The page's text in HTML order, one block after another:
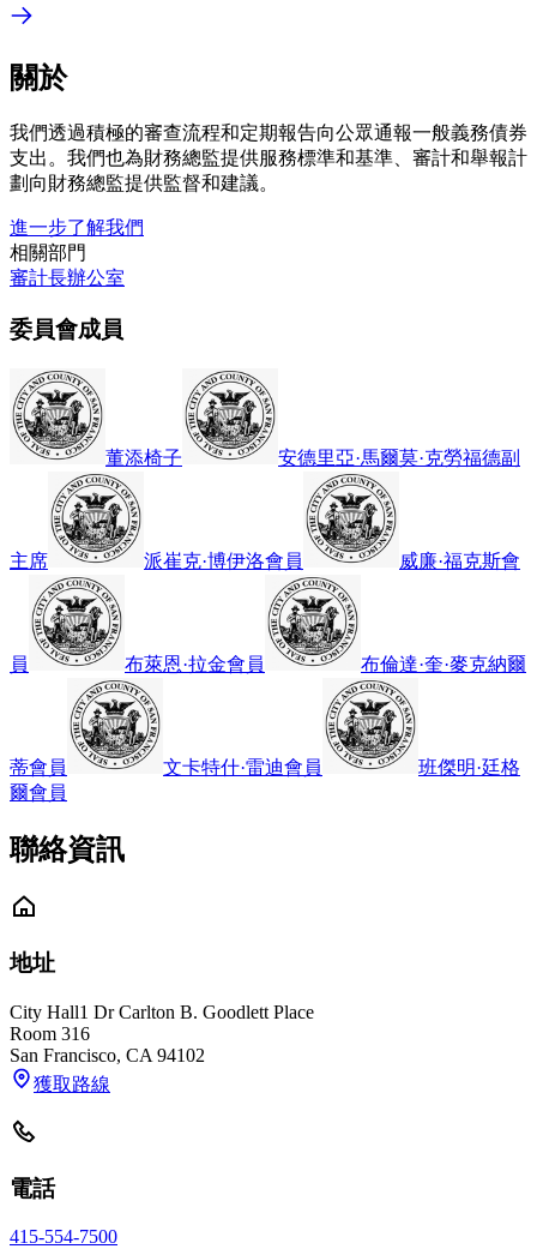
關於
我們透過積極的審查流程和定期報告向公眾通報一般義務債券
支出。我們也為財務總監提供服務標準和基準、審計和舉報計
劃向財務總監提供監督和建議。
進一步了解我們
相關部門
審計長辦公室
委員會成員
董添椅子 安德里亞·馬爾莫·克勞福德副
主席 派崔克·博伊洛會員 威廉·福克斯會
員 布萊恩·拉金會員 布倫達·奎·麥克納爾
蒂會員 文卡特什·雷迪會員
班傑明·廷格
爾會員
聯絡資訊
地址
City Hall1 Dr Carlton B. Goodlett Place
Room 316
San Francisco, CA 94102
獲取路線
電話
415-554-7500